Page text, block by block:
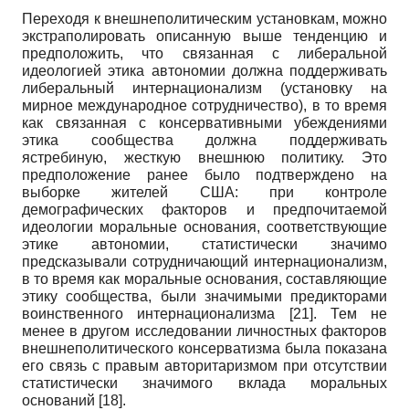
Переходя к внешнеполитическим установкам, можно
экстраполировать описанную выше тенденцию и
предположить, что связанная с либеральной
идеологией этика автономии должна поддерживать
либеральный интернационализм (установку на
мирное международное сотрудничество), в то время
как связанная с консервативными убеждениями
этика сообщества должна поддерживать
ястребиную, жесткую внешнюю политику. Это
предположение ранее было подтверждено на
выборке жителей США: при контроле
демографических факторов и предпочитаемой
идеологии моральные основания, соответствующие
этике автономии, статистически значимо
предсказывали сотрудничающий интернационализм,
в то время как моральные основания, составляющие
этику сообщества, были значимыми предикторами
воинственного интернационализма
[21]. Тем не
менее в другом исследовании личностных факторов
внешнеполитического консерватизма была показана
его связь с правым авторитаризмом при отсутствии
статистически значимого вклада моральных
оснований [18].